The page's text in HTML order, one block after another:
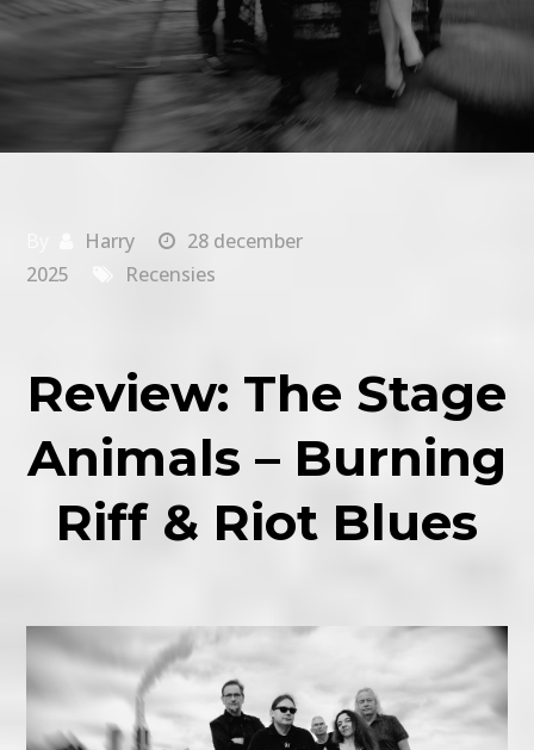
Harry
28 december
2025
Recensies
Review: The Stage
Animals – Burning
Riff & Riot Blues